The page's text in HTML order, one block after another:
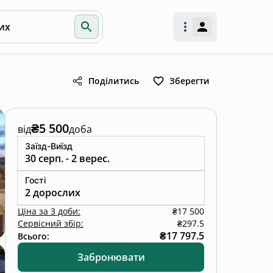
Поділитись Зберегти
від₴5 500доба
Заїзд-Виїзд
30 серп. - 2 верес.
Гості
2 дорослих
Ціна за 3 доби:
₴17 500
Сервісний збір:
₴297.5
Всього:
₴17 797.5
Забронювати